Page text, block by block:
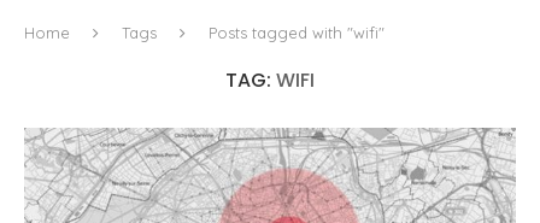
Home Tags Posts tagged with "wifi"
TAG: WIFI